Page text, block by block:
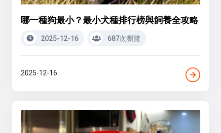
哪一種狗最小？最小犬種排行榜與飼養全攻略
2025-12-16 687次瀏覽
2025-12-16